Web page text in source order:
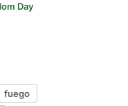
Day
fuego